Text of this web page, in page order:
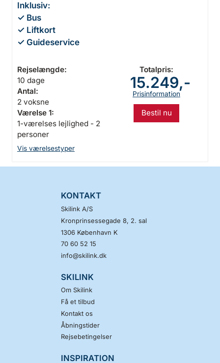
Inklusiv:
✓ Bus
✓ Liftkort
✓ Guideservice
Rejselængde:
10 dage
Antal:
2 voksne
Værelse 1:
1-værelses lejlighed - 2
personer
Vis værelsestyper
Totalpris:
15.249,-
Prisinformation
Bestil nu
KONTAKT
Skilink A/S
Kronprinsessegade 8, 2. sal
1306 København K
70 60 52 15
info@skilink.dk
SKILINK
Om Skilink
Få et tilbud
Kontakt os
Åbningstider
Rejsebetingelser
INSPIRATION